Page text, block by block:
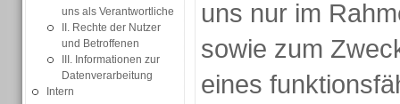
uns als Verantwortliche
II. Rechte der Nutzer
und Betroffenen
III. Informationen zur
Datenverarbeitung
Intern
uns nur im
sowie zum
eines